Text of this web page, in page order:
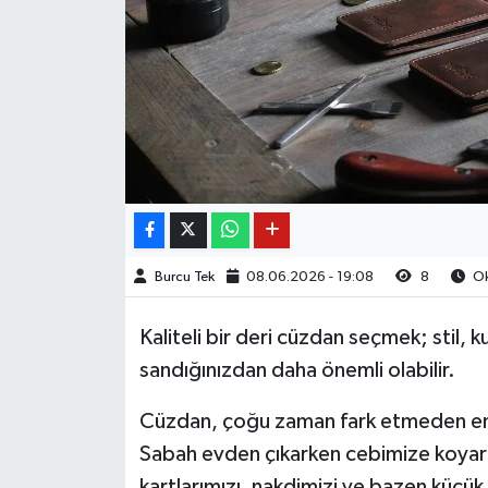
Burcu Tek 08.06.2026 - 19:08 8
Kaliteli bir deri cüzdan seçmek; stil,
sandığınızdan daha önemli olabilir.
Cüzdan, çoğu zaman fark etmeden
Sabah evden çıkarken cebimize